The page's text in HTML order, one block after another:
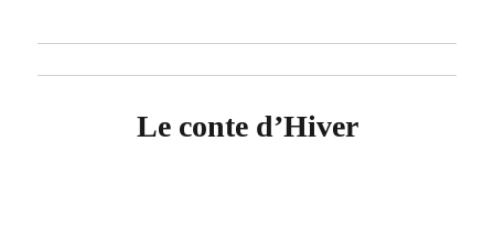
Le conte d’Hiver